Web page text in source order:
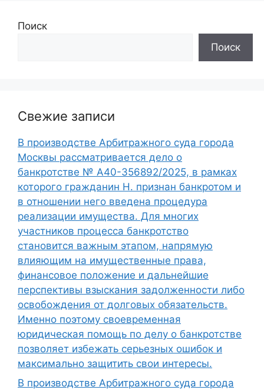
Поиск
Поиск
Свежие записи
В производстве Арбитражного суда города
Москвы рассматривается дело о
банкротстве № А40-356892/2025, в рамках
которого гражданин Н. признан банкротом и
в отношении него введена процедура
реализации имущества. Для многих
участников процесса банкротство
становится важным этапом, напрямую
влияющим на имущественные права,
финансовое положение и дальнейшие
перспективы взыскания задолженности либо
освобождения от долговых обязательств.
Именно поэтому своевременная
юридическая помощь по делу о банкротстве
позволяет избежать серьезных ошибок и
максимально защитить свои интересы.
В производстве Арбитражного суда города